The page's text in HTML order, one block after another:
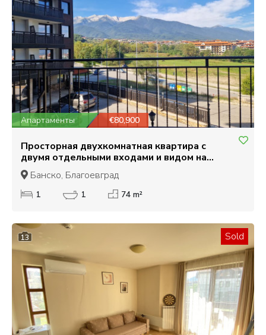
Апартаменты €80,900
Просторная двухкомнатная квартира с
двумя отдельными входами и видом на
Пирин в Банско
Банско, Благоевград
1 1 74 m²
13 Sold